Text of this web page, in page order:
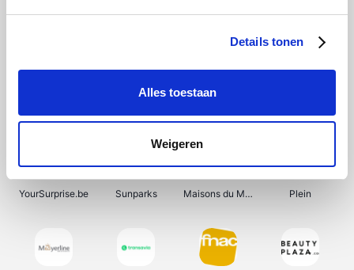
Details tonen
Alles toestaan
Weigeren
Shein Bergfreunde Pazzox Smartwatchbanden
YourSurprise.be Sunparks Maisons du Monde Plein